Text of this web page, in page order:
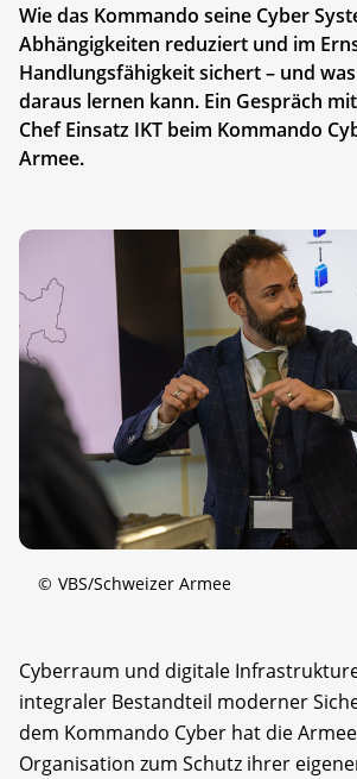
Wie das Kommando seine Cyber
Abhängigkeiten reduziert und im
Handlungsfähigkeit sichert – und
daraus lernen kann. Ein Gespräch
Chef Einsatz IKT beim Kommando
Armee.
© VBS/Schweizer Armee
Cyberraum und digitale
integraler Bestandteil moderner
dem Kommando Cyber hat die
Organisation zum Schutz ihrer